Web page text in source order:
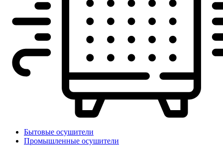
Бытовые осушители
Промышленные осушители